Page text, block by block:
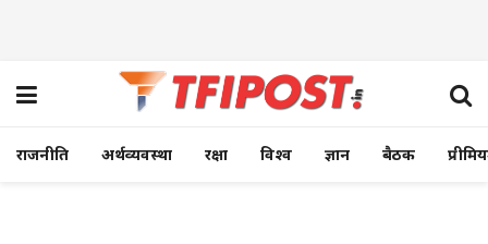
राजनीति अर्थव्यवस्था रक्षा विश्व ज्ञान बैठक